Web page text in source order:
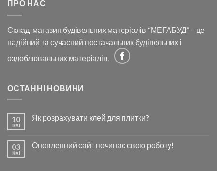
ПРО НАС
Склад-магазин будівельних матеріалів “МЕГАБУД” – це
надійний та сучасний постачальник будівельних і
оздоблювальних матеріалів.
ОСТАННІ НОВИНИ
10
Кві
Як розрахувати клей для плитки?
03
Кві
Оновленний сайт починає свою роботу!